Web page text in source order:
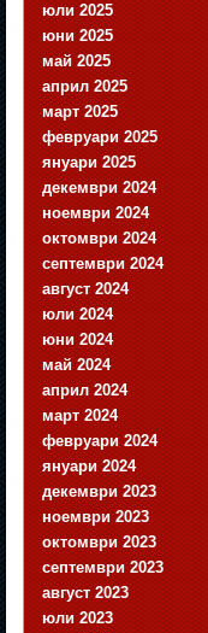
юли 2025
юни 2025
май 2025
април 2025
март 2025
февруари 2025
януари 2025
декември 2024
ноември 2024
октомври 2024
септември 2024
август 2024
юли 2024
юни 2024
май 2024
април 2024
март 2024
февруари 2024
януари 2024
декември 2023
ноември 2023
октомври 2023
септември 2023
август 2023
юли 2023